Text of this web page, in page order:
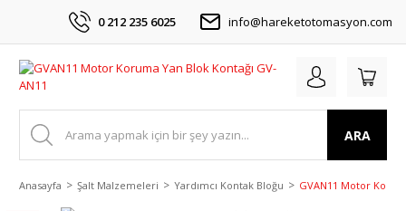
0 212 235 6025 info@hareketotomasyon.com
ARA
Anasayfa Şalt Malzemeleri Yardımcı Kontak Bloğu GVAN11 Motor